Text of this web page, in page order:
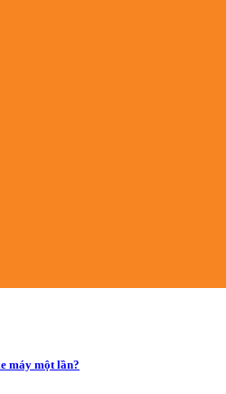
máy một lần?